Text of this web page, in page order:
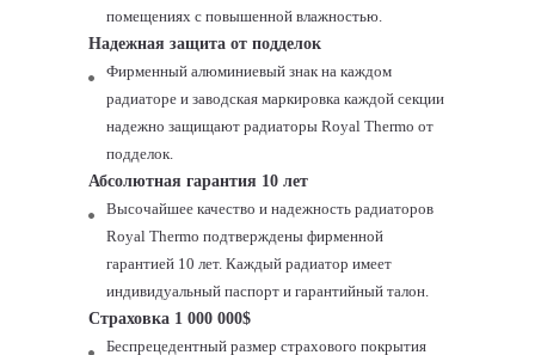
помещениях с повышенной влажностью.
Надежная защита от подделок
Фирменный алюминиевый знак на каждом
радиаторе и заводская маркировка каждой секции
надежно защищают радиаторы Royal Thermo от
подделок.
Абсолютная гарантия 10 лет
Высочайшее качество и надежность радиаторов
Royal Thermo подтверждены фирменной
гарантией 10 лет. Каждый радиатор имеет
индивидуальный паспорт и гарантийный талон.
Страховка 1 000 000$
Беспрецедентный размер страхового покрытия